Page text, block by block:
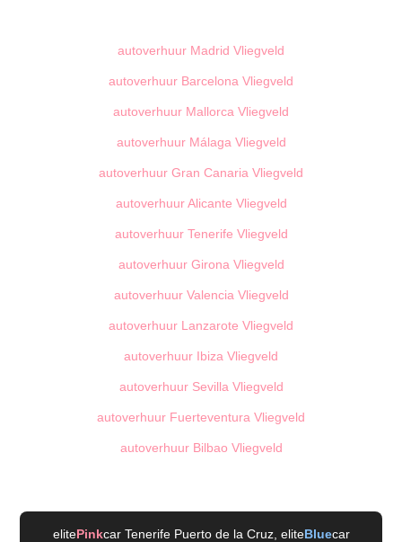
autoverhuur Madrid Vliegveld
autoverhuur Barcelona Vliegveld
autoverhuur Mallorca Vliegveld
autoverhuur Málaga Vliegveld
autoverhuur Gran Canaria Vliegveld
autoverhuur Alicante Vliegveld
autoverhuur Tenerife Vliegveld
autoverhuur Girona Vliegveld
autoverhuur Valencia Vliegveld
autoverhuur Lanzarote Vliegveld
autoverhuur Ibiza Vliegveld
autoverhuur Sevilla Vliegveld
autoverhuur Fuerteventura Vliegveld
autoverhuur Bilbao Vliegveld
elitePinkcar Tenerife Puerto de la Cruz, eliteBluecar